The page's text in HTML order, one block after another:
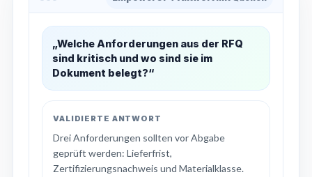
„Welche Anforderungen aus der RFQ
sind kritisch und wo sind sie im
Dokument belegt?“
VALIDIERTE ANTWORT
Drei Anforderungen sollten vor Abgabe
geprüft werden: Lieferfrist,
Zertifizierungsnachweis und Materialklasse.